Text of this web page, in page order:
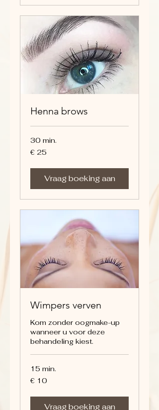
Henna brows
30 min.
25
euro
€ 25
Vraag boeking aan
Wimpers verven
Kom zonder oogmake-up
wanneer u voor deze
behandeling kiest.
15 min.
10
euro
€ 10
Vraag boeking aan